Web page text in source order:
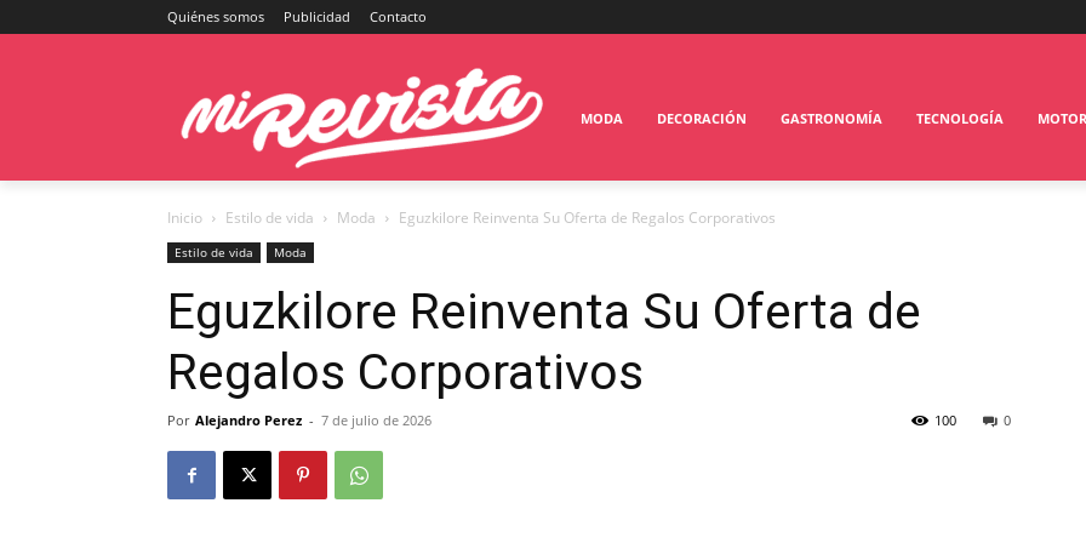
Quiénes somos Publicidad Contacto
MODA DECORACIÓN GASTRONOMÍA TECNOLOGÍA MOTOR
Inicio Estilo de vida Moda Eguzkilore Reinventa Su Oferta de Regalos Corporativos
Estilo de vida Moda
Eguzkilore Reinventa Su Oferta de
Regalos Corporativos
Por Alejandro Perez - 7 de julio de 2026 0
100